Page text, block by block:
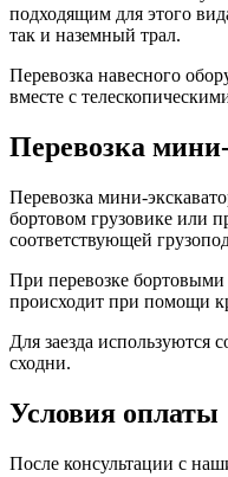
подходящим для этого
так и наземный трал.
Перевозка навесного
вместе с
Перевозка
Перевозка мини-
бортовом грузовике или
соответствующей
При перевозке бортовыми
происходит при помощи
Для заезда используются
сходни.
Условия оплаты
После консультации с